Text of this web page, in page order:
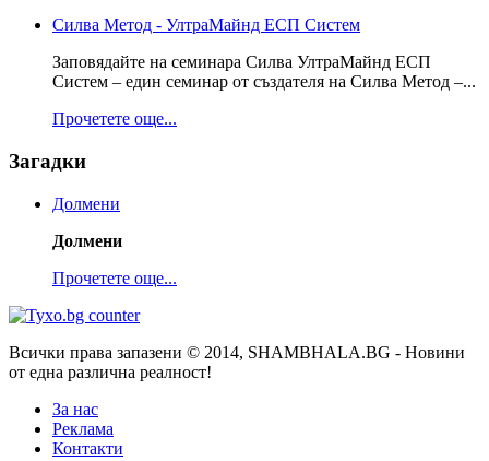
Силва Метод - УлтраМайнд ЕСП Систем
Заповядайте на семинара Силва УлтраМайнд ЕСП
Систем – един семинар от създателя на Силва Метод –...
Прочетете още...
Загадки
Долмени
Долмени
Прочетете още...
Всички права запазени © 2014, SHAMBHALA.BG - Новини
от една различна реалност!
За нас
Реклама
Контакти